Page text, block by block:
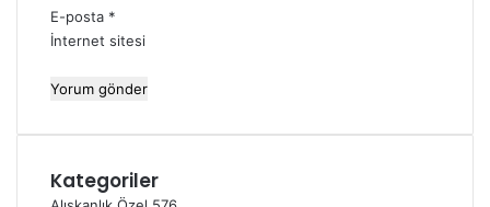
E-posta *
İnternet sitesi
Kategoriler